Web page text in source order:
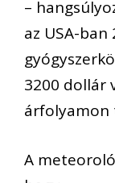
–
az USA-
3200 dollár
A